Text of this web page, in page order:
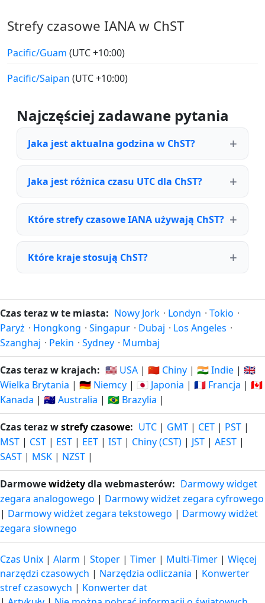
Strefy czasowe IANA w ChST
Pacific/Guam (UTC +10:00)
Pacific/Saipan (UTC +10:00)
Najczęściej zadawane pytania
Jaka jest aktualna godzina w ChST?
Jaka jest różnica czasu UTC dla ChST?
Które strefy czasowe IANA używają ChST?
Które kraje stosują ChST?
Czas teraz w te miasta: Nowy Jork · Londyn · Tokio ·
Paryż · Hongkong · Singapur · Dubaj · Los Angeles ·
Szanghaj · Pekin · Sydney · Mumbaj
Czas teraz w krajach: 🇺🇸 USA | 🇨🇳 Chiny | 🇮🇳 Indie | 🇬🇧
Wielka Brytania | 🇩🇪 Niemcy | 🇯🇵 Japonia | 🇫🇷 Francja | 🇨🇦
Kanada | 🇦🇺 Australia | 🇧🇷 Brazylia |
Czas teraz wstrefy czasowe: UTC | GMT | CET | PST |
MST | CST | EST | EET | IST | Chiny (CST) | JST | AEST |
SAST | MSK | NZST |
Darmowewidżetydla webmasterów: Darmowy widget
zegara analogowego | Darmowy widżet zegara cyfrowego
| Darmowy widżet zegara tekstowego | Darmowy widżet
zegara słownego
Czas Unix | Alarm | Stoper | Timer | Multi-Timer | Więcej
narzędzi czasowych | Narzędzia odliczania | Konwerter
stref czasowych | Konwerter dat